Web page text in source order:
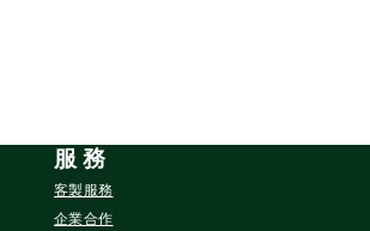
服 務
客製服務
企業合作